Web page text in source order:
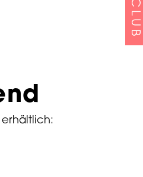
erhältlich: